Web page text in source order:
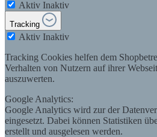
Aktiv Inaktiv
Tracking
Aktiv Inaktiv
Tracking Cookies helfen dem
Verhalten von Nutzern auf ihrer
auszuwerten.
Google Analytics:
Google Analytics wird zur der
eingesetzt. Dabei können Statistiken
erstellt und ausgelesen werden.